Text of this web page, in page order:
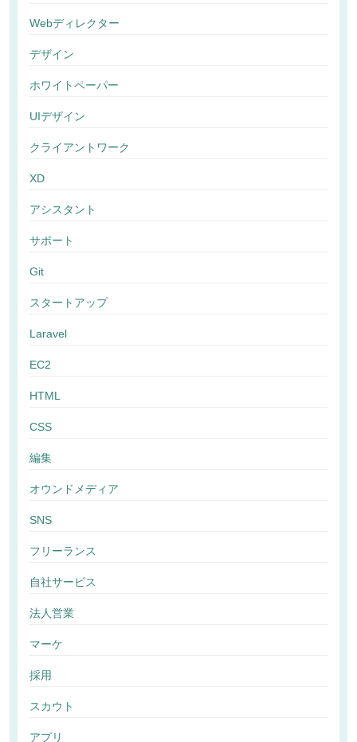
Webディレクター
デザイン
ホワイトペーパー
UIデザイン
クライアントワーク
XD
アシスタント
サポート
Git
スタートアップ
Laravel
EC2
HTML
CSS
編集
オウンドメディア
SNS
フリーランス
自社サービス
法人営業
マーケ
採用
スカウト
アプリ